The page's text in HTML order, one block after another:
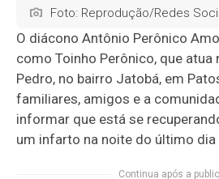
Foto: Reprodução/Redes
O diácono Antônio Perônico
como Toinho Perônico, que atua
Pedro, no bairro Jatobá, em
familiares, amigos e a
informar que está se
um infarto na noite do último dia
Continua após a